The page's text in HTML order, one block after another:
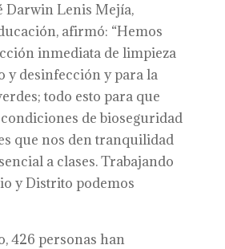
Darwin Lenis Mejía,
afirmó: “Hemos
inmediata de limpieza
y desinfección y para la
todo esto para que
de bioseguridad
que nos den tranquilidad
a clases. Trabajando
y Distrito podemos
426 personas han